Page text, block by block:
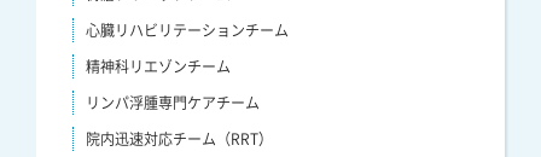
心臓リハビリテーションチーム
精神科リエゾンチーム
リンパ浮腫専門ケアチーム
院内迅速対応チーム（RRT）